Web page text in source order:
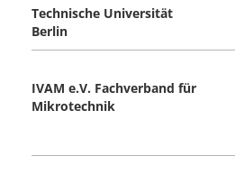
Technische Universität
Berlin
IVAM e.V. Fachverband für
Mikrotechnik